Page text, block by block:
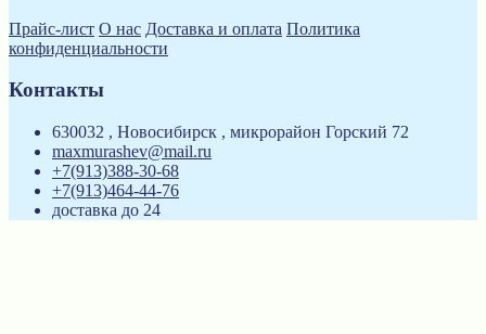
Прайс-лист О нас Доставка и оплата Политика
конфиденциальности
Контакты
630032 , Новосибирск , микрорайон Горский 72
maxmurashev@mail.ru
+7(913)388-30-68
+7(913)464-44-76
доставка до 24